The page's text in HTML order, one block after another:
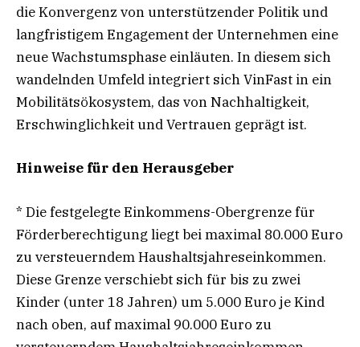
die Konvergenz von unterstützender Politik und
langfristigem Engagement der Unternehmen eine
neue Wachstumsphase einläuten. In diesem sich
wandelnden Umfeld integriert sich VinFast in ein
Mobilitätsökosystem, das von Nachhaltigkeit,
Erschwinglichkeit und Vertrauen geprägt ist.
Hinweise für den Herausgeber
* Die festgelegte Einkommens-Obergrenze für
Förderberechtigung liegt bei maximal 80.000 Euro
zu versteuerndem Haushaltsjahreseinkommen.
Diese Grenze verschiebt sich für bis zu zwei
Kinder (unter 18 Jahren) um 5.000 Euro je Kind
nach oben, auf maximal 90.000 Euro zu